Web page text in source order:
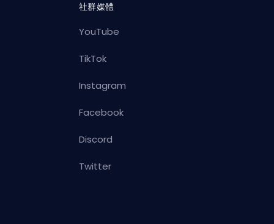
社群媒體
YouTube
TikTok
Instagram
Facebook
Discord
Twitter